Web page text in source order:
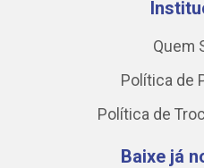
Quem
Política de
Política de
Baixe já